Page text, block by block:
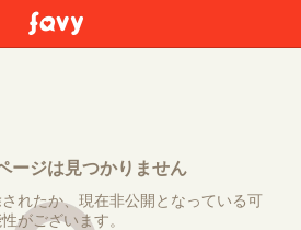
ージは見つかりません
れたか、現在非公開となっている可
がございます。